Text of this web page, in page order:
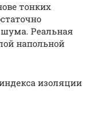
тонких
Реальная
напольной
изоляции